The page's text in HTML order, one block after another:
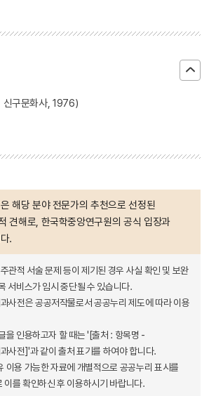
신구문화사, 1976)
해당 분야 전문가의 추천으로 선정된
견해로, 한국학중앙연구원의 공식 입장과
.
관적 서술 문제 등이 제기된 경우 사실 확인 및 보완
서비스가 임시 중단될 수 있습니다.
사전은 공공저작물로서 공공누리 제도에 따라 이용
을 인용하고자 할 때는 '[출처 : 항목명 -
사전]'과 같이 출처 표기를 하여야 합니다.
이용 가능한 자료에 개별적으로 공공누리 표시를
이를 확인하신 후 이용하시기 바랍니다.